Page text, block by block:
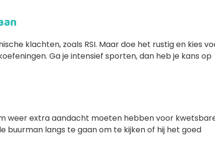
klachten, zoals RSI. Maar doe het rustig en kies
Ga je intensief sporten, dan heb je kans op
weer extra aandacht moeten hebben voor
buurman langs te gaan om te kijken of hij het goed